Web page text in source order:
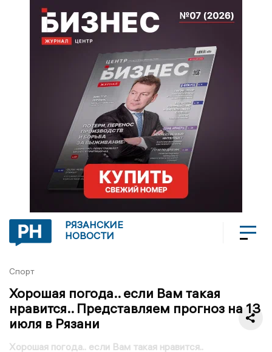
РЯЗАНСКИЕ
НОВОСТИ
Спорт
Хорошая погода.. если Вам такая
нравится.. Представляем прогноз на 13
июля в Рязани
Хорошая погода.. если Вам такая нравится..